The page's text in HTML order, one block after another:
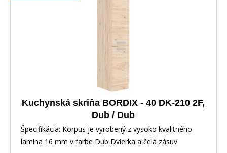
Kuchynská skriňa BORDIX - 40 DK-210 2F,
Dub / Dub
Špecifikácia: Korpus je vyrobený z vysoko kvalitného
lamina 16 mm v farbe Dub Dvierka a čelá zásuv